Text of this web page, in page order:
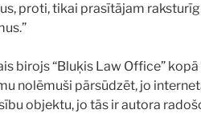
proti, tikai prasītājam
birojs “Bluķis Law Office”
nolēmuši pārsūdzēt, jo
objektu, jo tās ir autora